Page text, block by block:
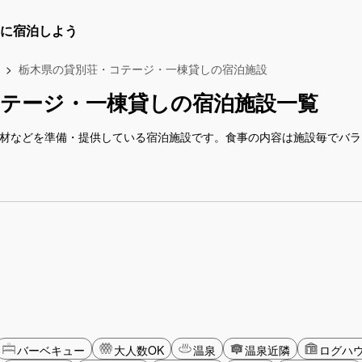
宿泊しよう
栃木県の貸別荘・コテージ・一棟貸しの宿泊施設
ージ・一棟貸しの宿泊施設一覧
どを準備・提供している宿泊施設です。食事の内容は施設毎でバ
バーベキュー 大人数OK 温泉 温泉近隣 ログハ